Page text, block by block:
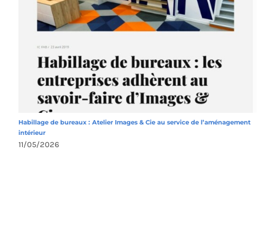
Habillage de bureaux : Atelier Images & Cie au service de l’aménagement
intérieur
11/05/2026